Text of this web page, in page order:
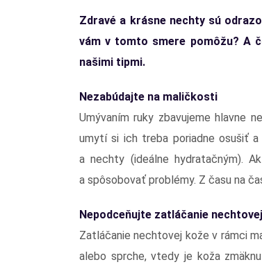
Zdravé a krásne nechty sú
vám v tomto smere pomôžu? A
našimi tipmi.
Nezabúdajte na maličkosti
Umývaním ruky zbavujeme hlavne
umytí si ich treba poriadne osušiť
a nechty (ideálne hydratačným).
a spôsobovať problémy. Z času na
Nepodceňujte zatláčanie
Zatláčanie nechtovej kože v rámci
alebo sprche, vtedy je koža